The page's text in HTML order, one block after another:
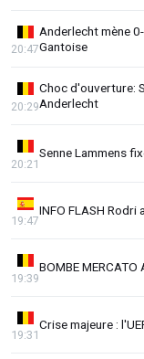
Anderlecht mène
Gantoise
20:47
Choc d'ouverture:
Anderlecht
20:29
Senne Lammens
20:21
INFO FLASH Rodri
19:47
BOMBE
19:39
Crise majeure :
19:31